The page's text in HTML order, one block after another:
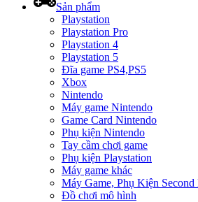
Sản phẩm
Playstation
Playstation Pro
Playstation 4
Playstation 5
Đĩa game PS4,PS5
Xbox
Nintendo
Máy game Nintendo
Game Card Nintendo
Phụ kiện Nintendo
Tay cầm chơi game
Phụ kiện Playstation
Máy game khác
Máy Game, Phụ Kiện Second
Đồ chơi mô hình